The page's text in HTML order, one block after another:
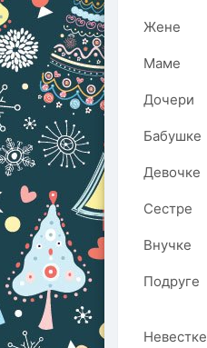
Жене
Маме
Дочери
Бабушке
Девочке
Сестре
Внучке
Подруге
Невестке